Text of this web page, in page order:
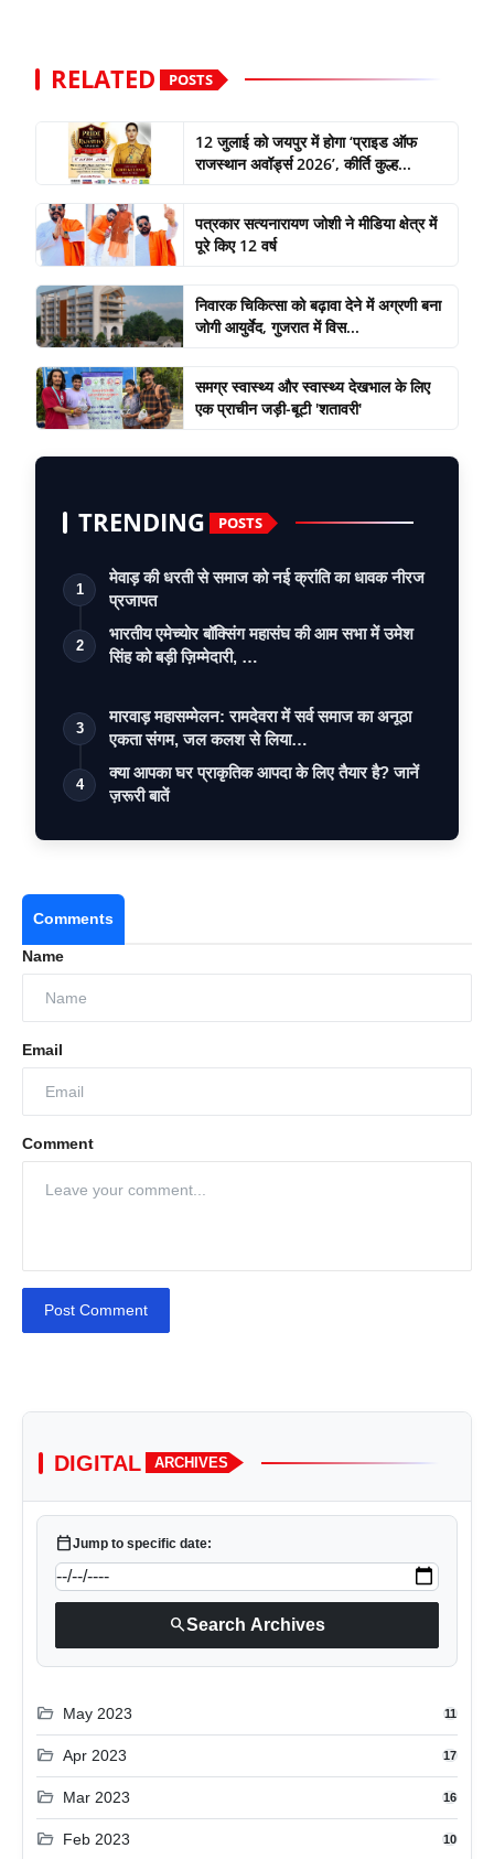
RELATED POSTS
12 जुलाई को जयपुर में होगा ‘प्राइड ऑफ
राजस्थान अवॉर्ड्स 2026’, कीर्ति कुल्ह...
पत्रकार सत्यनारायण जोशी ने मीडिया क्षेत्र में
पूरे किए 12 वर्ष
निवारक चिकित्सा को बढ़ावा देने में अग्रणी बना
जोगी आयुर्वेद, गुजरात में विस...
समग्र स्वास्थ्य और स्वास्थ्य देखभाल के लिए
एक प्राचीन जड़ी-बूटी 'शतावरी'
TRENDING POSTS
1
मेवाड़ की धरती से समाज को नई क्रांति का धावक नीरज
प्रजापत
2
भारतीय एमेच्योर बॉक्सिंग महासंघ की आम सभा में उमेश
सिंह को बड़ी ज़िम्मेदारी, …
3
मारवाड़ महासम्मेलन: रामदेवरा में सर्व समाज का अनूठा
एकता संगम, जल कलश से लिया…
4
क्या आपका घर प्राकृतिक आपदा के लिए तैयार है? जानें
ज़रूरी बातें
Comments
Name
Email
Comment
Post Comment
DIGITAL ARCHIVES
calendar_todayJump to specific date:
searchSearch Archives
folder_open May 2023 11
folder_open Apr 2023 17
folder_open Mar 2023 16
folder_open Feb 2023 10